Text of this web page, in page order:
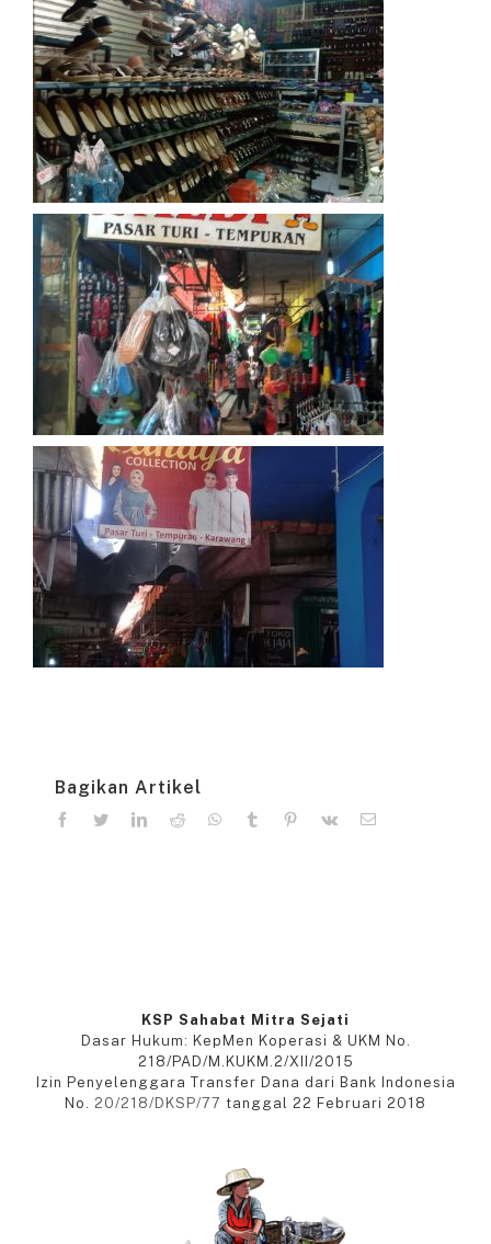
Bagikan Artikel
facebooktwitter linkedinreddit whatsapp
tumblr pinterest
KSP Sahabat Mitra Sejati
Dasar Hukum: KepMen Koperasi & UKM No.
218/PAD/M.KUKM.2/XII/2015
Izin Penyelenggara Transfer Dana dari Bank Indonesia
No. 20/218/DKSP/77 tanggal 22 Februari 2018